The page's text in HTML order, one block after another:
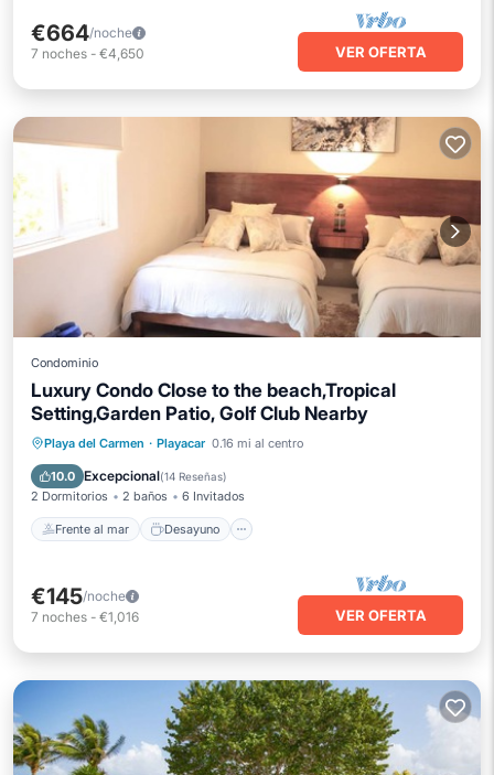
€664/noche
7 noches - €4,650 VER OFERTA
Condominio
Luxury Condo Close to the beach,Tropical
Setting,Garden Patio, Golf Club Nearby
Playa del Carmen · Playacar 0.16 mi al centro
10.0 Excepcional(14 Reseñas)
2 Dormitorios 2 baños 6 Invitados
Frente al mar Desayuno
Frente al mar
Desayuno
Aparcamiento
€145/noche
7 noches - €1,016 VER OFERTA